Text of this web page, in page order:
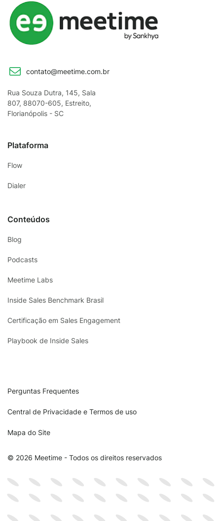
contato@meetime.com.br
Rua Souza Dutra, 145, Sala
807, 88070-605, Estreito,
Florianópolis - SC
Plataforma
Flow
Dialer
Conteúdos
Blog
Podcasts
Meetime Labs
Inside Sales Benchmark Brasil
Certificação em Sales Engagement
Playbook de Inside Sales
© 2026 Meetime - Todos os direitos reservados
Perguntas Frequentes
Central de Privacidade e Termos de uso
Mapa do Site